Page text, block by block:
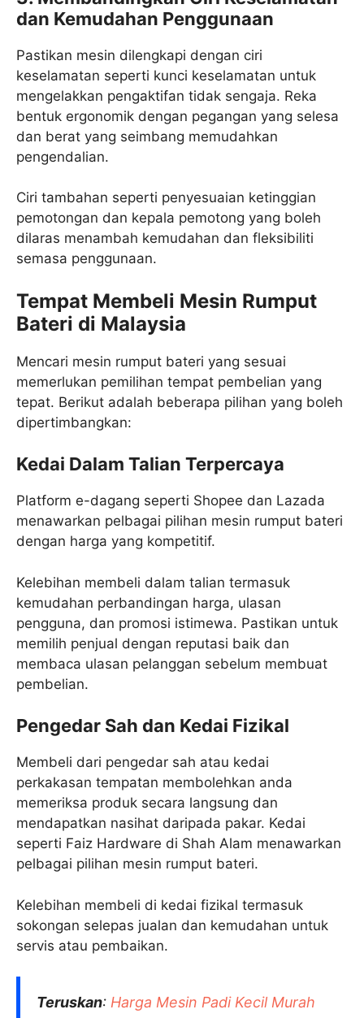
dan Kemudahan Penggunaan
Pastikan mesin dilengkapi dengan ciri
keselamatan seperti kunci keselamatan untuk
mengelakkan pengaktifan tidak sengaja. Reka
bentuk ergonomik dengan pegangan yang selesa
dan berat yang seimbang memudahkan
pengendalian.
Ciri tambahan seperti penyesuaian ketinggian
pemotongan dan kepala pemotong yang boleh
dilaras menambah kemudahan dan fleksibiliti
semasa penggunaan.
Tempat Membeli Mesin Rumput
Bateri di Malaysia
Mencari mesin rumput bateri yang sesuai
memerlukan pemilihan tempat pembelian yang
tepat. Berikut adalah beberapa pilihan yang boleh
dipertimbangkan:
Kedai Dalam Talian Terpercaya
Platform e-dagang seperti Shopee dan Lazada
menawarkan pelbagai pilihan mesin rumput bateri
dengan harga yang kompetitif.
Kelebihan membeli dalam talian termasuk
kemudahan perbandingan harga, ulasan
pengguna, dan promosi istimewa. Pastikan untuk
memilih penjual dengan reputasi baik dan
membaca ulasan pelanggan sebelum membuat
pembelian.
Pengedar Sah dan Kedai Fizikal
Membeli dari pengedar sah atau kedai
perkakasan tempatan membolehkan anda
memeriksa produk secara langsung dan
mendapatkan nasihat daripada pakar. Kedai
seperti Faiz Hardware di Shah Alam menawarkan
pelbagai pilihan mesin rumput bateri.
Kelebihan membeli di kedai fizikal termasuk
sokongan selepas jualan dan kemudahan untuk
servis atau pembaikan.
Teruskan: Harga Mesin Padi Kecil Murah